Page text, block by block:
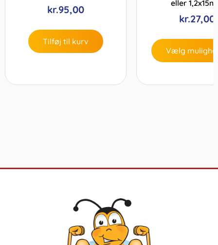
kr.95,00
Tilføj til kurv
eller
kr.27,00
Vælg